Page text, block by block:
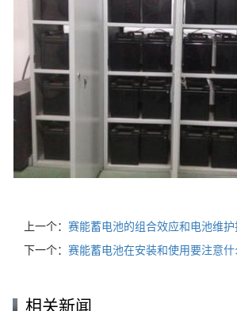
上一个： 赛能蓄电池的组合效应和电池维护
下一个： 赛能蓄电池在安装和使用要注意什
相关新闻